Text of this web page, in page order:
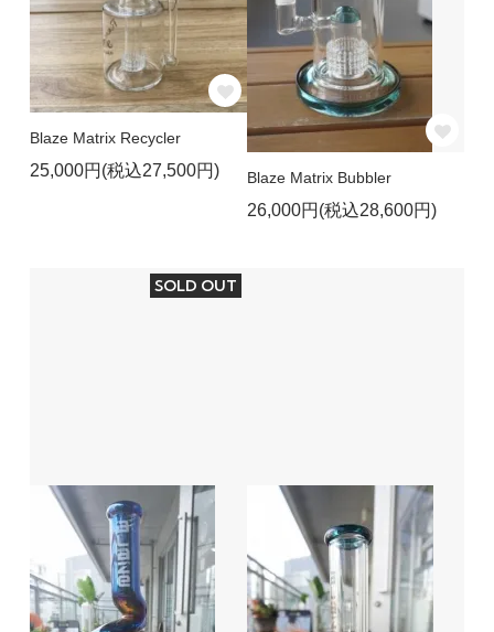
Blaze Matrix Recycler
25,000円(税込27,500円) Blaze Matrix Bubbler
26,000円(税込28,600円)
SOLD OUT